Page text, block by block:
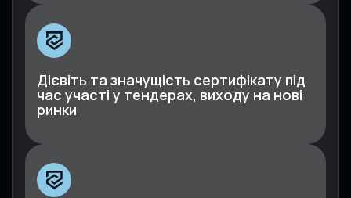
Дієвіть та значущість сертифікату під
час участі у тендерах, виходу на нові
ринки